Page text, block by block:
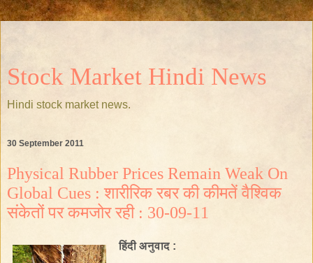
Stock Market Hindi News
Hindi stock market news.
30 September 2011
Physical Rubber Prices Remain Weak On
Global Cues : शारीरिक रबर की कीमतें वैश्विक
संकेतों पर कमजोर रही : 30-09-11
हिंदी अनुवाद :